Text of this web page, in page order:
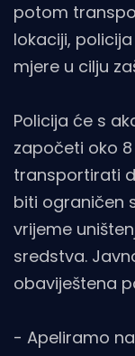
potom
lokaciji,
mjere u cilju
Policija će s
započeti oko
transportirati
biti ograničen
vrijeme
sredstva.
obaviještena
- Apeliramo